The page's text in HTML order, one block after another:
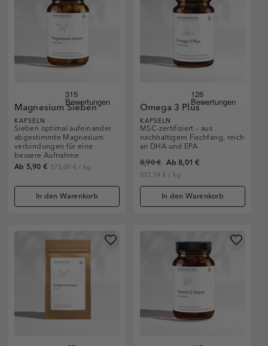
Magnesium Sieben
KAPSELN
Sieben optimal aufeinander
abgestimmte Magnesium
verbindungen für eine
bessere Aufnahme
Ab 5,90 € 575,00 €/ kg
In den Warenkorb
Omega 3 Plus
KAPSELN
MSC-zertifiziert – aus
nachhaltigem Fischfang, reich
an DHA und EPA
8,90 € Ab 8,01 €
512,14 €/ kg
In den Warenkorb